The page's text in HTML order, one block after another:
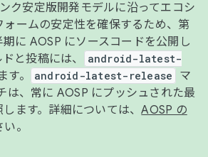
ク安定版開発モデルに沿ってエコシ
ォームの安定性を確保するため、第
に AOSP にソースコードを公開し
と投稿には、
android-latest-
す。 android-latest-release
マ
は、常に AOSP にプッシュされた最
ます。詳細については、AOSP の
。